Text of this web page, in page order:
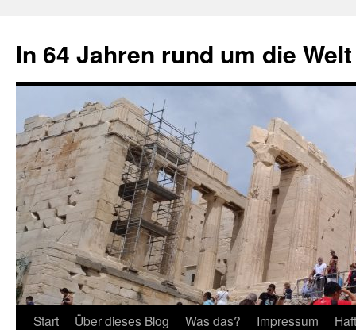
springen
In 64 Jahren rund um die Welt
Start Über dieses Blog Was das? Impressum